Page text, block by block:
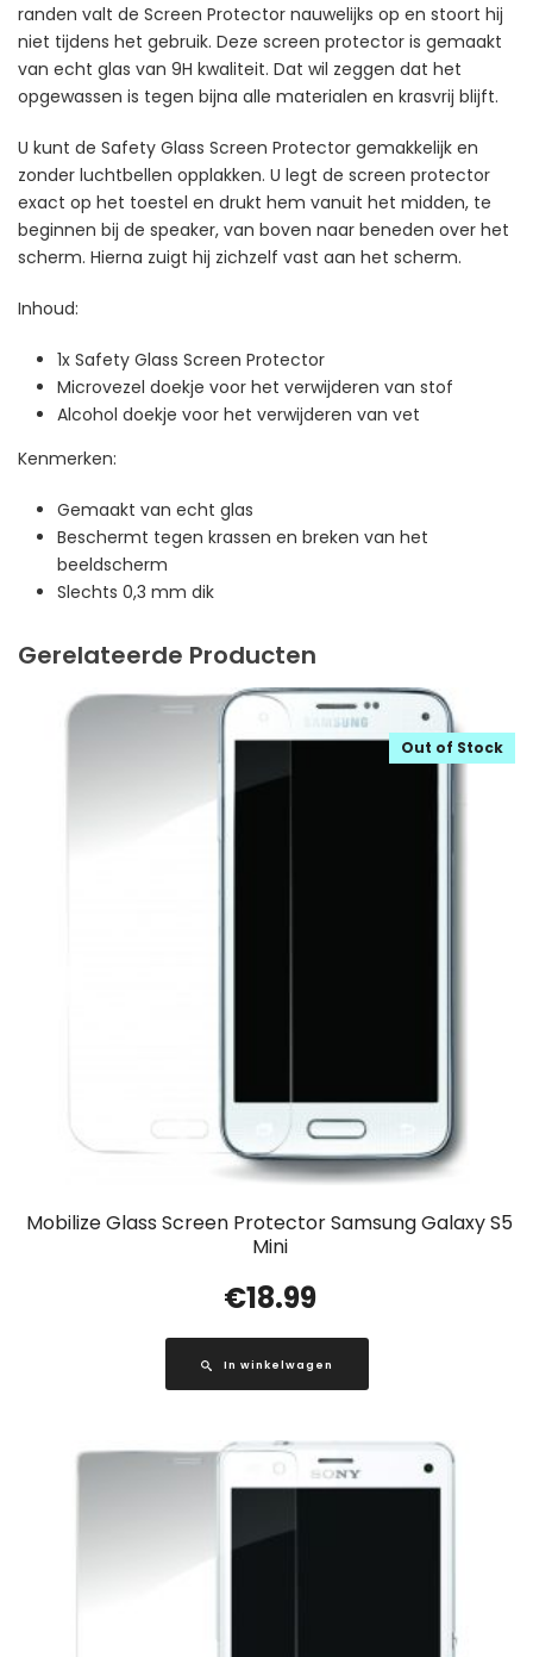
randen valt de Screen Protector nauwelijks op en stoort hij
niet tijdens het gebruik. Deze screen protector is gemaakt
van echt glas van 9H kwaliteit. Dat wil zeggen dat het
opgewassen is tegen bijna alle materialen en krasvrij blijft.
U kunt de Safety Glass Screen Protector gemakkelijk en
zonder luchtbellen opplakken. U legt de screen protector
exact op het toestel en drukt hem vanuit het midden, te
beginnen bij de speaker, van boven naar beneden over het
scherm. Hierna zuigt hij zichzelf vast aan het scherm.
Inhoud:
1x Safety Glass Screen Protector
Microvezel doekje voor het verwijderen van stof
Alcohol doekje voor het verwijderen van vet
Kenmerken:
Gemaakt van echt glas
Beschermt tegen krassen en breken van het
beeldscherm
Slechts 0,3 mm dik
Gerelateerde Producten
Mobilize Glass Screen Protector Samsung Galaxy S5
Mini
Out of Stock
€18.99
In winkelwagen